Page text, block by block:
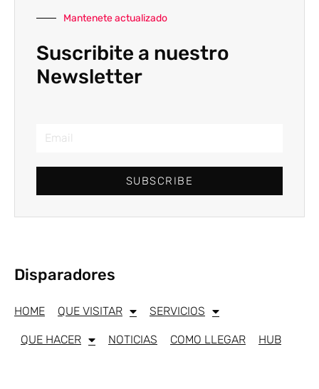
Mantenete actualizado
Suscribite a nuestro
Newsletter
SUBSCRIBE
Disparadores
HOME QUE VISITAR SERVICIOS
QUE HACER NOTICIAS COMO LLEGAR HUB